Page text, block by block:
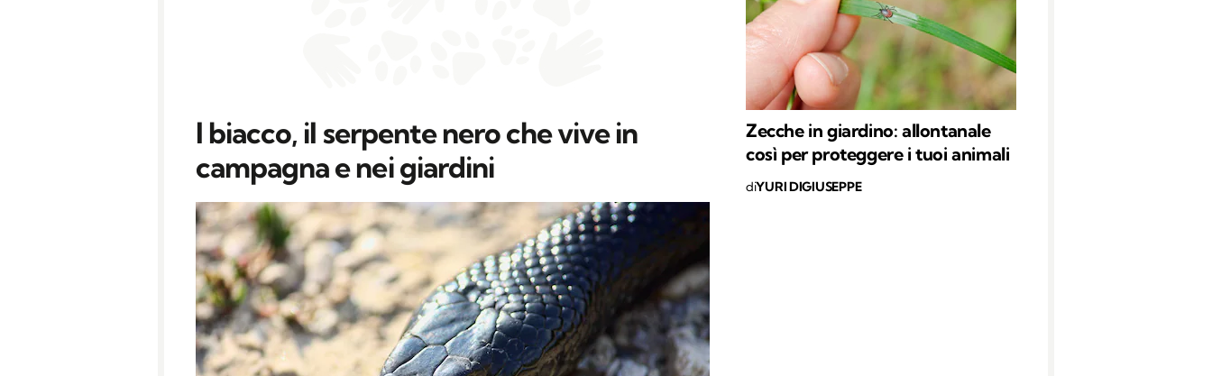
l biacco, il serpente nero che vive in
campagna e nei giardini
Zecche in giardino: allontanale
così per proteggere i tuoi animali
diYURI DIGIUSEPPE